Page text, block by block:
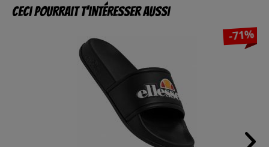
Ceci pourrait t’intéresser aussi
-71%